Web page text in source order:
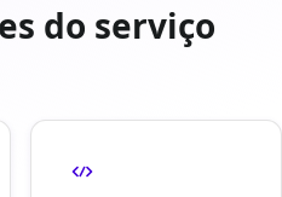
do serviço